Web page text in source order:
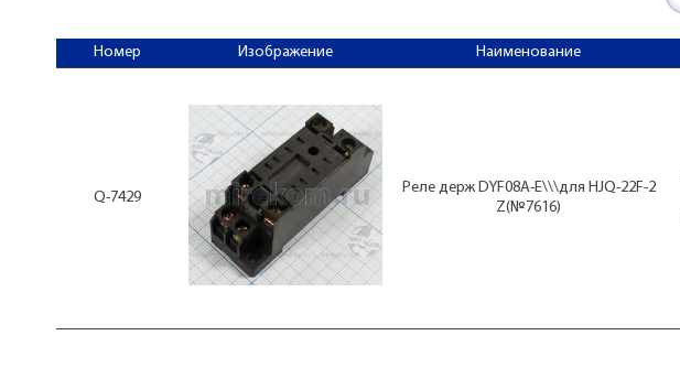
для РП21(№7445)
для РП21(№7481)
Номер Изображение Наименование
Q-7429
Реле держ DYF08A-E\\\для HJQ-22F-2
Z(№7616)